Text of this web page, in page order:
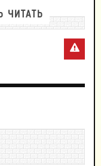
ЧИТАТЬ